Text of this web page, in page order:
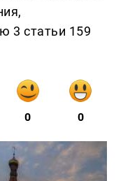
3 статьи 159
0 0